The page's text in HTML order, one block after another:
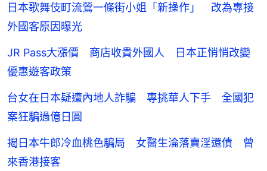
日本歌舞伎町流鶯一條街小姐「新操作」 改為專接
外國客原因曝光
JR Pass大漲價 商店收貴外國人 日本正悄悄改變
優惠遊客政策
台女在日本疑遭內地人詐騙 專挑華人下手 全國犯
案狂騙過億日圓
揭日本牛郎冷血桃色騙局 女醫生淪落賣淫還債 曾
來香港接客